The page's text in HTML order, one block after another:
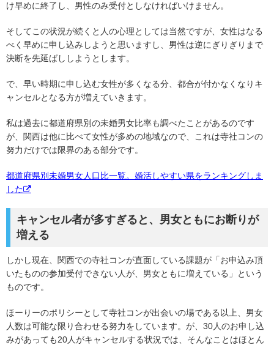
け早めに終了し、男性のみ受付としなければいけません。
そしてこの状況が続くと人の心理としては当然ですが、女性はなる
べく早めに申し込みしようと思いますし、男性は逆にぎりぎりまで
決断を先延ばししようとします。
で、早い時期に申し込む女性が多くなる分、都合が付かなくなりキ
ャンセルとなる方が増えていきます。
私は過去に都道府県別の未婚男女比率も調べたことがあるのです
が、関西は他に比べて女性が多めの地域なので、これは寺社コンの
努力だけでは限界のある部分です。
都道府県別未婚男女人口比一覧。婚活しやすい県をランキングしま
した
キャンセル者が多すぎると、男女ともにお断りが
増える
しかし現在、関西での寺社コンが直面している課題が「お申込み頂
いたものの参加受付できない人が、男女ともに増えている」という
ものです。
ほーりーのポリシーとして寺社コンが出会いの場である以上、男女
人数は可能な限り合わせる努力をしています。が、30人のお申し込
みがあっても20人がキャンセルする状況では、そんなことはほとん